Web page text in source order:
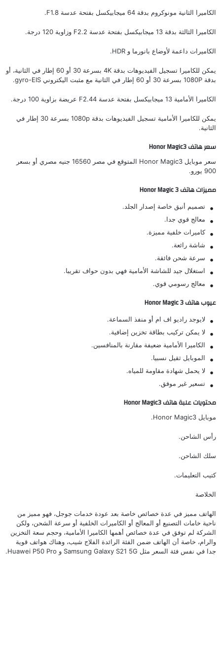
الكاميرا الثانية مونوكروم بدقة 64 ميجابيكسل بفتحة عدسة F1.8.
الكاميرا الثالثة بدقة 13 ميجابيكسل بفتحة عدسة F2.2 وزاوية 120 درجة.
الكاميرات داعمة لأوضاع بانورما و HDR.
يمكن للكاميرا تسجيل الفيديوهات بدقة 4K بسرعة 30 أو 60 إطار في الثانية، أو
بدقة 1080P بسرعة 30 أو 60 إطار في الثانية مع مثبت اليكتروني gyro-EIS.
الكاميرا الأمامية 13 ميجابيكسل بفتحة عدسة F2.44 عريضة بزاوية 100 درجة.
يمكن للكاميرا الأمامية تسجيل الفيديوهات بدقة 1080p بسرعة 30 إطار في
الثانية.
سعر هاتف Honor Magic3
سعر موبايل Honor Magic3 المتوقع في مصر 16560 جنيه مصري أو بسعر
900 يورو.
مميزات هاتف Honor Magic 3
تصميم أنيق خاصة إصدار الجلد.
معالج قوي جدا.
كاميرات خلفية مميزة.
شاشة رائعة.
سرعة شحن فائقة.
استغلال جيد للشاشة الأمامية فهي بدون حواف تقريبا.
معالج رسومي قوي.
عيوب هاتف Honor Magic 3
لايوجد راديو اف ام أو منفذ السماعة.
لا يمكن تركيب بطاقة تخزين إضافية.
الكاميرا الأمامية ضعيفة مقارنة بالمنافسين.
الموبايل ثقيل نسبيا.
لا يحمل شهادة مقاومة للمياه.
تسعير غير موفق.
محتويات علبة هاتف Honor Magic3
موبايل Honor Magic3.
رأس الشاحن.
سلك الشاحن.
كتيب التعليمات.
الخلاصة
الهاتف مميز في عدة خصائص خاصة بعد عودة خدمات جوجل، فهو مميز من
ناحية خامات التصنيع أو المعالج أو الكاميرات الخلفية أو سرعة الشحن، ولكن
الشركة لم توفق في عدة خصائص أهمها الكاميرا الأمامية، وحجم سعة التخزين
والرام، خاصة أن الهاتف ضمن الفئة الرائدة الفلاج شيب، وهناك هواتف قوية
جدا في نفس فئة السعر مثل Samsung Galaxy S21 5G و Huawei P50 Pro
.